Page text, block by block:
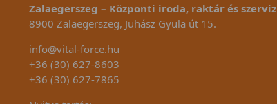
Zalaegerszeg – Központi iroda, raktár és szerviz
8900 Zalaegerszeg, Juhász Gyula út 15.
info@vital-force.hu
+36 (30) 627-8603
+36 (30) 627-7865